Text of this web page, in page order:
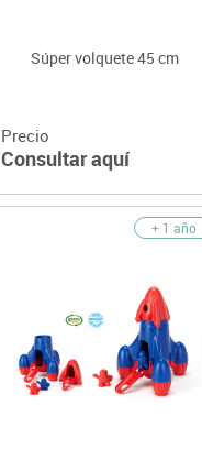
Súper volquete 45 cm
Precio
Consultar aquí
+ 1 año